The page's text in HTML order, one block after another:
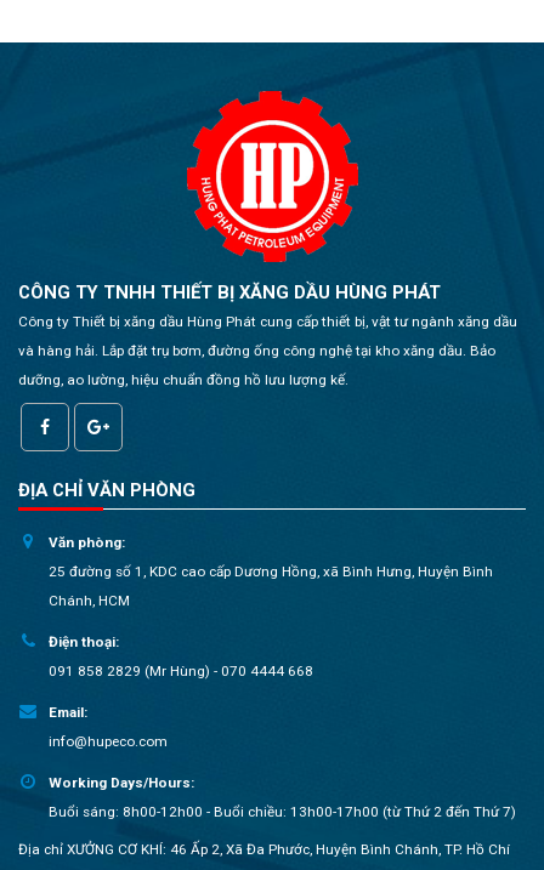
CÔNG TY TNHH THIẾT BỊ XĂNG DẦU HÙNG PHÁT
Công ty Thiết bị xăng dầu Hùng Phát cung cấp thiết bị, vật tư ngành xăng dầu
và hàng hải. Lắp đặt trụ bơm, đường ống công nghệ tại kho xăng dầu. Bảo
dưỡng, ao lường, hiệu chuẩn đồng hồ lưu lượng kế.
ĐỊA CHỈ VĂN PHÒNG
Văn phòng:
25 đường số 1, KDC cao cấp Dương Hồng, xã Bình Hưng, Huyện Bình
Chánh, HCM
Điện thoại:
091 858 2829 (Mr Hùng) - 070 4444 668
Email:
info@hupeco.com
Working Days/Hours:
Buổi sáng: 8h00-12h00 - Buổi chiều: 13h00-17h00 (từ Thứ 2 đến Thứ 7)
Địa chỉ XƯỞNG CƠ KHÍ: 46 Ấp 2, Xã Đa Phước, Huyện Bình Chánh, TP. Hồ Chí